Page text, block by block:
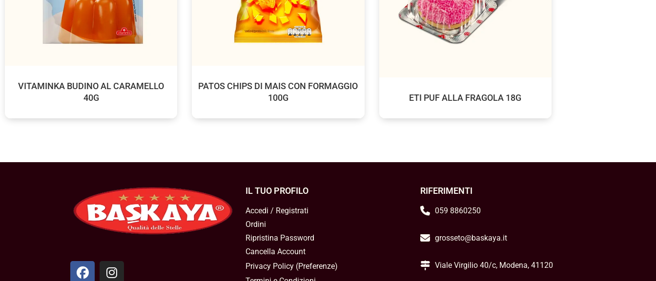
VITAMINKA BUDINO AL CARAMELLO
40G
PATOS CHIPS DI MAIS CON FORMAGGIO
100G
ETI PUF ALLA FRAGOLA 18G
IL TUO PROFILO
Accedi / Registrati
Ordini
Ripristina Password
Cancella Account
Privacy Policy(Preferenze)
RIFERIMENTI
059 8860250
grosseto@baskaya.it
Viale Virgilio 40/c, Modena, 41120